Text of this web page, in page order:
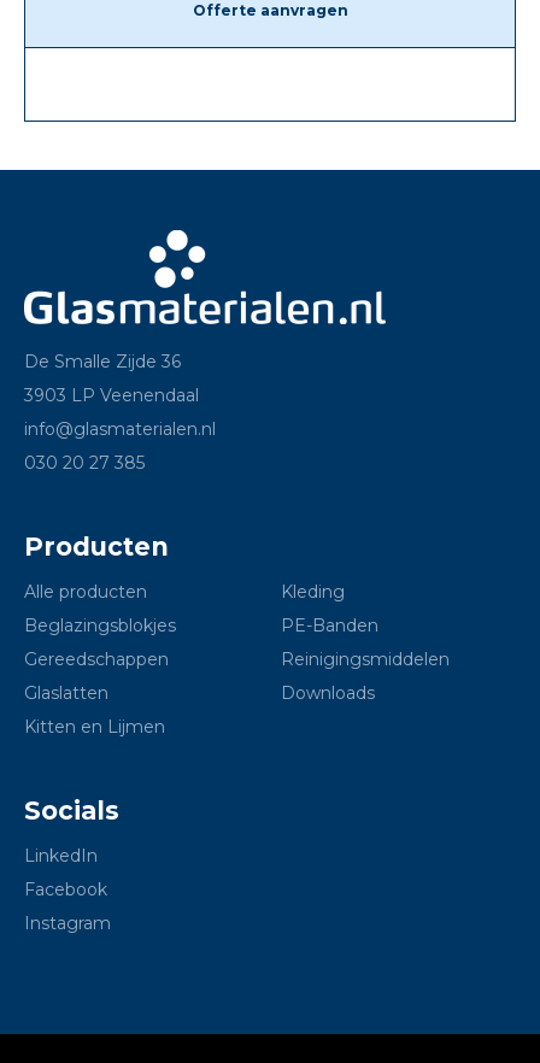
Offerte aanvragen
De Smalle Zijde 36
3903 LP Veenendaal
info@glasmaterialen.nl
030 20 27 385
Producten
Alle producten
Beglazingsblokjes
Gereedschappen
Glaslatten
Kitten en Lijmen
Kleding
PE-Banden
Reinigingsmiddelen
Downloads
Socials
LinkedIn
Facebook
Instagram